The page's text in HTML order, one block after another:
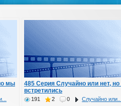
мы
485 Серия Случайно или нет,
встретились
191 2 0 Случайно